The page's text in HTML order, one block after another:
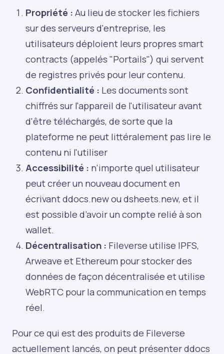
Propriété :Au lieu de stocker les fichiers
sur des serveurs d'entreprise, les
utilisateurs déploient leurs propres smart
contracts (appelés "Portails") qui servent
de registres privés pour leur contenu.
Confidentialité : Les documents sont
chiffrés sur l'appareil de l'utilisateur avant
d'être téléchargés, de sorte que la
plateforme ne peut littéralement pas lire le
contenu ni l'utiliser
Accessibilité : n’importe quel utilisateur
peut créer un nouveau document en
écrivantddocs.newoudsheets.new, et il
est possible d’avoir un compte relié à son
wallet.
Décentralisation : Fileverse utilise IPFS,
Arweave et Ethereum pour stocker des
données de façon décentralisée et utilise
WebRTC pour la communication en temps
réel.
Pour ce qui est des produits de Fileverse
actuellement lancés, on peut présenter ddocs